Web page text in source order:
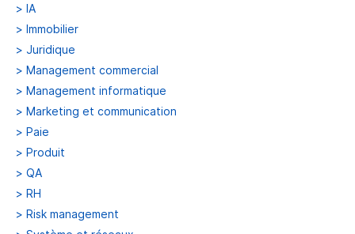
> IA
> Immobilier
> Juridique
> Management commercial
> Management informatique
> Marketing et communication
> Paie
> Produit
> QA
> RH
> Risk management